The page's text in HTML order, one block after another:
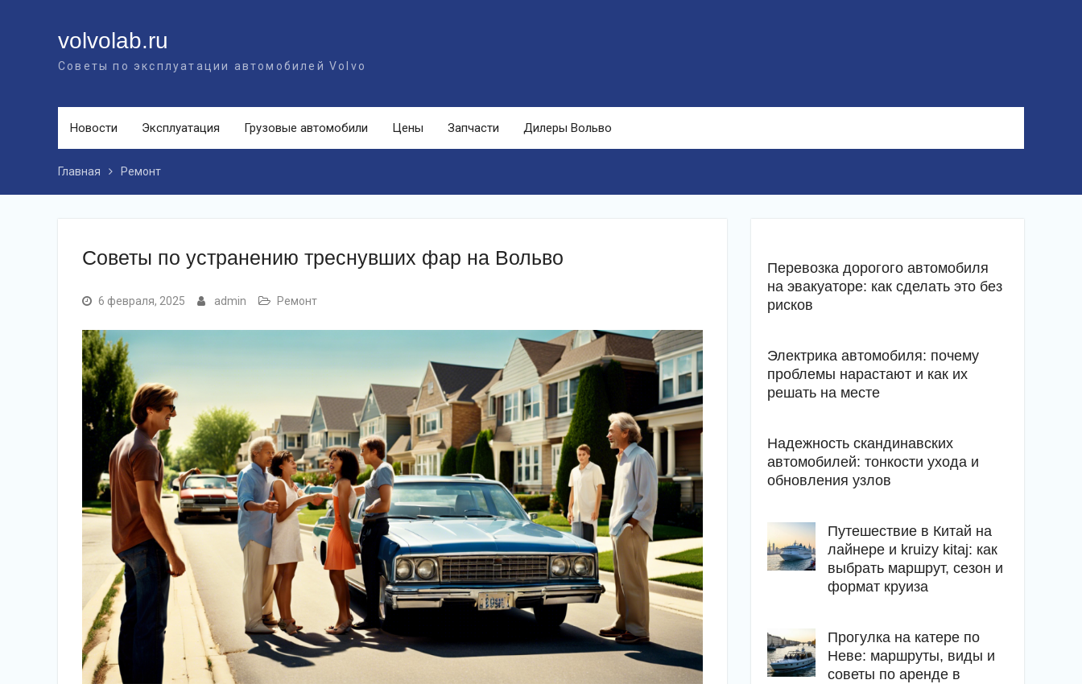
volvolab.ru
Советы по эксплуатации автомобилей Volvo
Новости Эксплуатация Грузовые автомобили Цены Запчасти Дилеры Вольво
Главная Ремонт
Советы по устранению треснувших фар на Вольво
6 февраля, 2025 admin Ремонт
Перевозка дорогого автомобиля
на эвакуаторе: как сделать это без
рисков
Электрика автомобиля: почему
проблемы нарастают и как их
решать на месте
Надежность скандинавских
автомобилей: тонкости ухода и
обновления узлов
Путешествие в Китай на
лайнере и kruizy kitaj: как
выбрать маршрут, сезон и
формат круиза
Прогулка на катере по
Неве: маршруты, виды и
советы по аренде в